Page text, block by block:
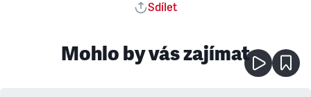
Sdílet
Mohlo by vás zajímat